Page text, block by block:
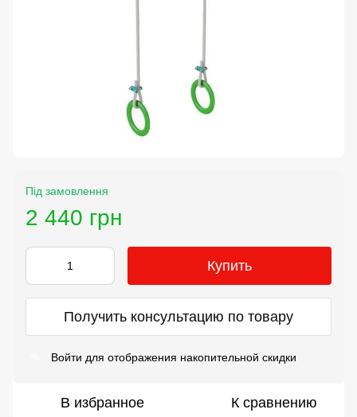
Під замовлення
2 440 грн
Купить
Получить консультацию по товару
Войти для отображения накопительной скидки
В избранное К сравнению